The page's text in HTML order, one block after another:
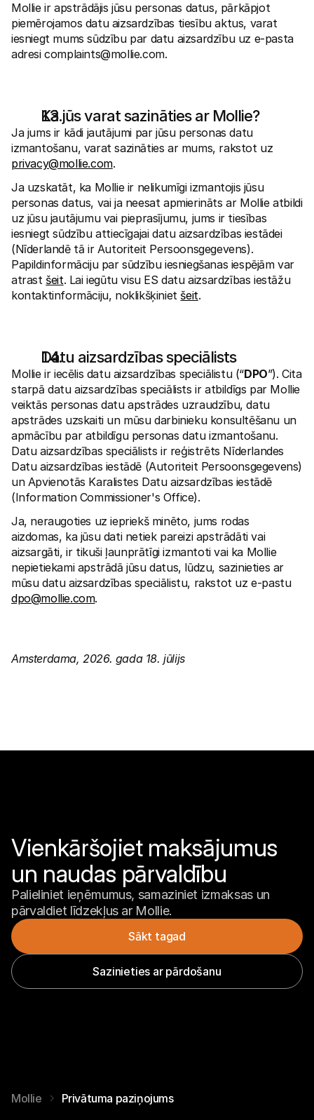
Mollie ir apstrādājis jūsu personas datus, pārkāpjot
piemērojamos datu aizsardzības tiesību aktus, varat
iesniegt mums sūdzību par datu aizsardzību uz e-pasta
adresi complaints@mollie.com.
Kā jūs varat sazināties ar Mollie?
Ja jums ir kādi jautājumi par jūsu personas datu
privacy@mollie.com.
Ja uzskatāt, ka Mollie ir nelikumīgi izmantojis jūsu
personas datus, vai ja neesat apmierināts ar Mollie atbildi
uz jūsu jautājumu vai pieprasījumu, jums ir tiesības
iesniegt sūdzību attiecīgajai datu aizsardzības iestādei
(Nīderlandē tā ir Autoriteit Persoonsgegevens).
Papildinformāciju par sūdzību iesniegšanas iespējām var
atrast šeit. Lai iegūtu visu ES datu aizsardzības iestāžu
kontaktinformāciju, noklikšķiniet šeit.
Datu aizsardzības speciālists
Mollie ir iecēlis datu aizsardzības speciālistu (“DPO”). Cita
starpā datu aizsardzības speciālists ir atbildīgs par Mollie
veiktās personas datu apstrādes uzraudzību, datu
apstrādes uzskaiti un mūsu darbinieku konsultēšanu un
apmācību par atbildīgu personas datu izmantošanu.
Datu aizsardzības speciālists ir reģistrēts Nīderlandes
Datu aizsardzības iestādē (Autoriteit Persoonsgegevens)
un Apvienotās Karalistes Datu aizsardzības iestādē
(Information Commissioner's Office).
Ja, neraugoties uz iepriekš minēto, jums rodas
aizdomas, ka jūsu dati netiek pareizi apstrādāti vai
aizsargāti, ir tikuši ļaunprātīgi izmantoti vai ka Mollie
nepietiekami apstrādā jūsu datus, lūdzu, sazinieties ar
mūsu datu aizsardzības speciālistu, rakstot uz e-pastu
dpo@mollie.com.
Amsterdama, 2026. gada 18. jūlijs
Vienkāršojiet maksājumus
un naudas pārvaldību
Palieliniet ieņēmumus, samaziniet izmaksas un
pārvaldiet līdzekļus ar Mollie.
Sākt tagad
Sazinieties ar pārdošanu
Mollie Privātuma paziņojums